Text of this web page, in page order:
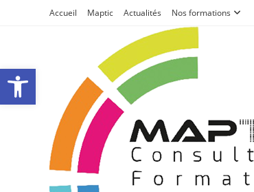
Ouvrir la barre d’outils
Accueil Maptic Actualités Nos formations